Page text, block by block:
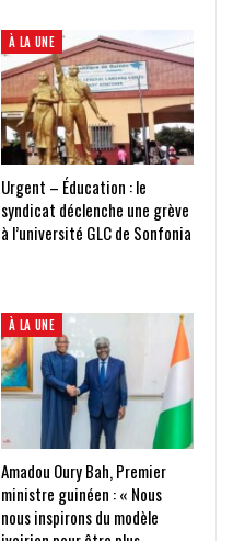
À LA UNE
Urgent – Éducation : le
syndicat déclenche une grève
à l’université GLC de Sonfonia
À LA UNE
Amadou Oury Bah, Premier
ministre guinéen : « Nous
nous inspirons du modèle